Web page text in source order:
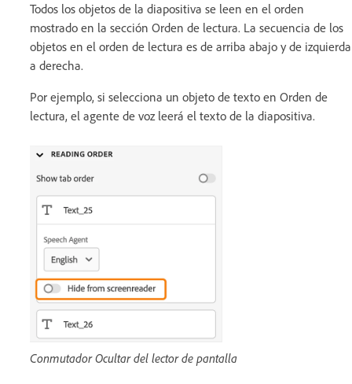
Todos los objetos de la diapositiva se leen en el orden
mostrado en la sección Orden de lectura. La secuencia de los
objetos en el orden de lectura es de arriba abajo y de izquierda
a derecha.
Por ejemplo, si selecciona un objeto de texto en Orden de
lectura, el agente de voz leerá el texto de la diapositiva.
Conmutador Ocultar del lector de pantalla